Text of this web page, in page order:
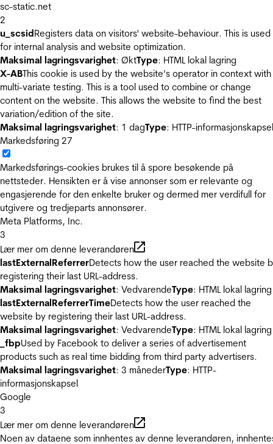
sc-static.net
2
u_scsidRegisters data on visitors' website-behaviour. This is used
for internal analysis and website optimization.
Maksimal lagringsvarighet: ØktType: HTML lokal lagring
X-ABThis cookie is used by the website’s operator in context with
multi-variate testing. This is a tool used to combine or change
content on the website. This allows the website to find the best
variation/edition of the site.
Maksimal lagringsvarighet: 1 dagType: HTTP-informasjonskapsel
Markedsføring 27
Markedsførings-cookies brukes til å spore besøkende på
nettsteder. Hensikten er å vise annonser som er relevante og
engasjerende for den enkelte bruker og dermed mer verdifull for
utgivere og tredjeparts annonsører.
Meta Platforms, Inc.
3
Lær mer om denne leverandøren
lastExternalReferrerDetects how the user reached the website
registering their last URL-address.
Maksimal lagringsvarighet: VedvarendeType: HTML lokal lagring
lastExternalReferrerTimeDetects how the user reached the
website by registering their last URL-address.
Maksimal lagringsvarighet: VedvarendeType: HTML lokal lagring
_fbpUsed by Facebook to deliver a series of advertisement
products such as real time bidding from third party advertisers.
Maksimal lagringsvarighet: 3 månederType: HTTP-
informasjonskapsel
Google
3
Lær mer om denne leverandøren
Noen av dataene som innhentes av denne leverandøren,